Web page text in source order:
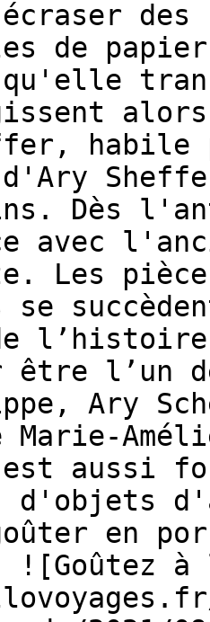
de
qu'elle
Dès
avec
Les
se
être
Ary
Marie-
aussi
d'objets
en
à